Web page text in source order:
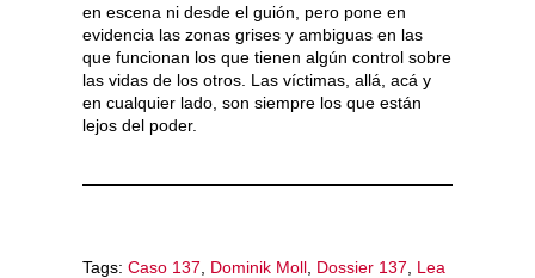
en escena ni desde el guión, pero pone en
evidencia las zonas grises y ambiguas en las
que funcionan los que tienen algún control sobre
las vidas de los otros. Las víctimas, allá, acá y
en cualquier lado, son siempre los que están
lejos del poder.
Tags: Caso 137 Dominik Moll Dossier 137
Lea